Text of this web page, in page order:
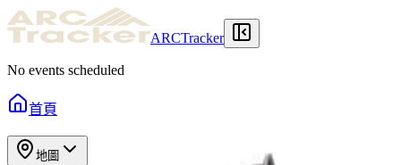
ARCTracker
No events scheduled
首頁
地圖